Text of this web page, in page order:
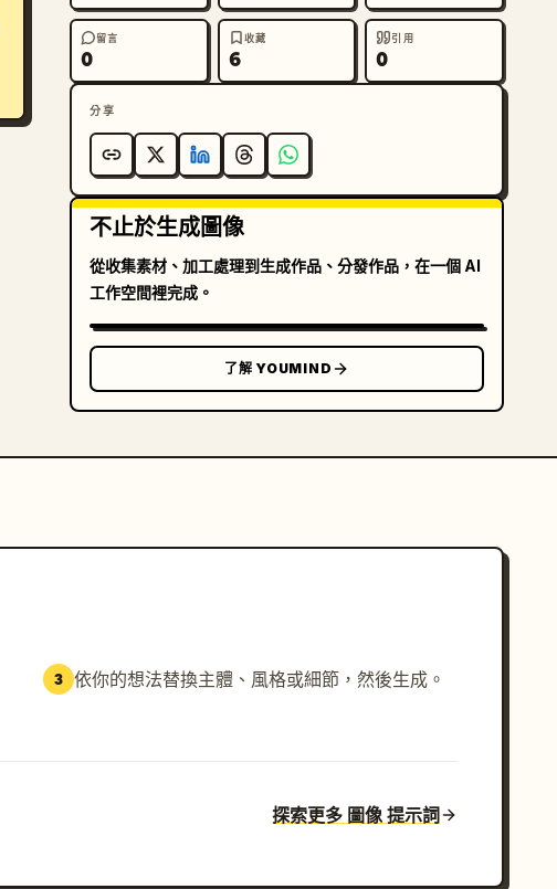
留言
0
收藏
6
引用
0
分享
不止於生成圖像
從收集素材、加工處理到生成作品、分發作品，在一個 AI
工作空間裡完成。
了解 YOUMIND
3 依你的想法替換主體、風格或細節，然後生成。
探索更多 圖像 提示詞